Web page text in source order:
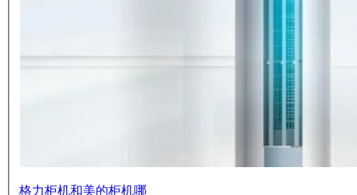
格力柜机和美的柜机哪